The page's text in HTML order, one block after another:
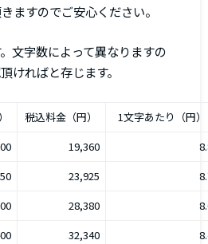
ますのでご安心ください。
文字数によって異なりますの
ければと存じます。
税込料金（円）
1文字あたり（円）
19,360
23,925
28,380
32,340